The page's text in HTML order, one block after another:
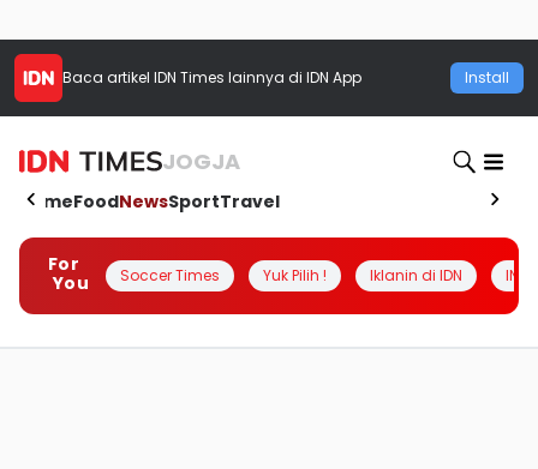
Baca artikel IDN Times lainnya di IDN App Install
JOGJA
HomeFoodNewsSportTravel
For
You
Soccer Times Yuk Pilih ! Iklanin di IDN